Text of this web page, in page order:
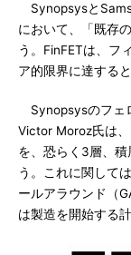
Synopsysと
において、「既存
う。FinFETは、フ
ア的限界に達する
Synopsysのフェ
Victor Moroz氏は
を、恐らく3層、
う。これに関して
ールアラウンド（
は製造を開始する